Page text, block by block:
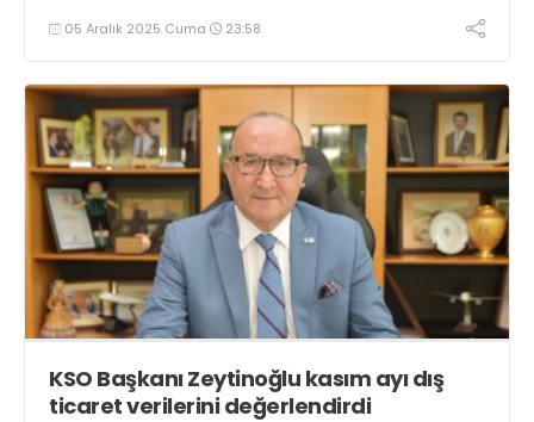
05 Aralık 2025 Cuma 23:58
KSO Başkanı Zeytinoğlu kasım ayı dış
ticaret verilerini değerlendirdi